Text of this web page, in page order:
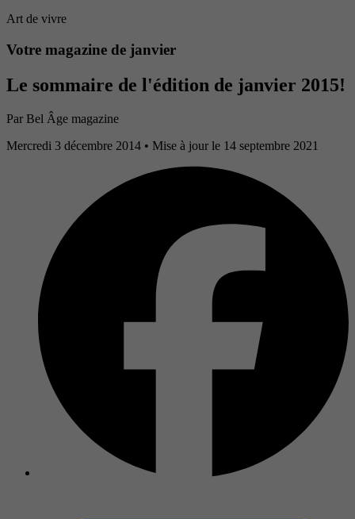
Art de vivre
Votre magazine de janvier
Le sommaire de l'édition de janvier 2015!
Par Bel Âge magazine
Mercredi 3 décembre 2014 • Mise à jour le 14 septembre 2021